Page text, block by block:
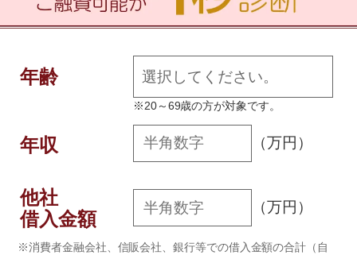
年齢
※20～69歳の方が対象です。
年収 （万円）
他社
借入金額
（万円）
※消費者金融会社、信販会社、銀行等での借入金額の合計（自